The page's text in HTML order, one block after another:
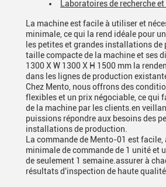
Laboratoires de recherche
La machine est facile à utiliser et
minimale, ce qui la rend idéale pour
les petites et grandes installations de
taille compacte de la machine et ses
1300 X W 1300 X H 1500 mm la
dans les lignes de production
Chez Mento, nous offrons des
flexibles et un prix négociable, ce qui
de la machine par les clients.en
puissions répondre aux besoins des
installations de production.
La commande de Mento-01 est
minimale de commande de 1 unité et
de seulement 1 semaine.assurer à
résultats d'inspection de haute qualité.